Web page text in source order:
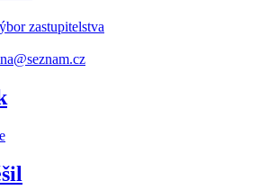
zastupitelstva